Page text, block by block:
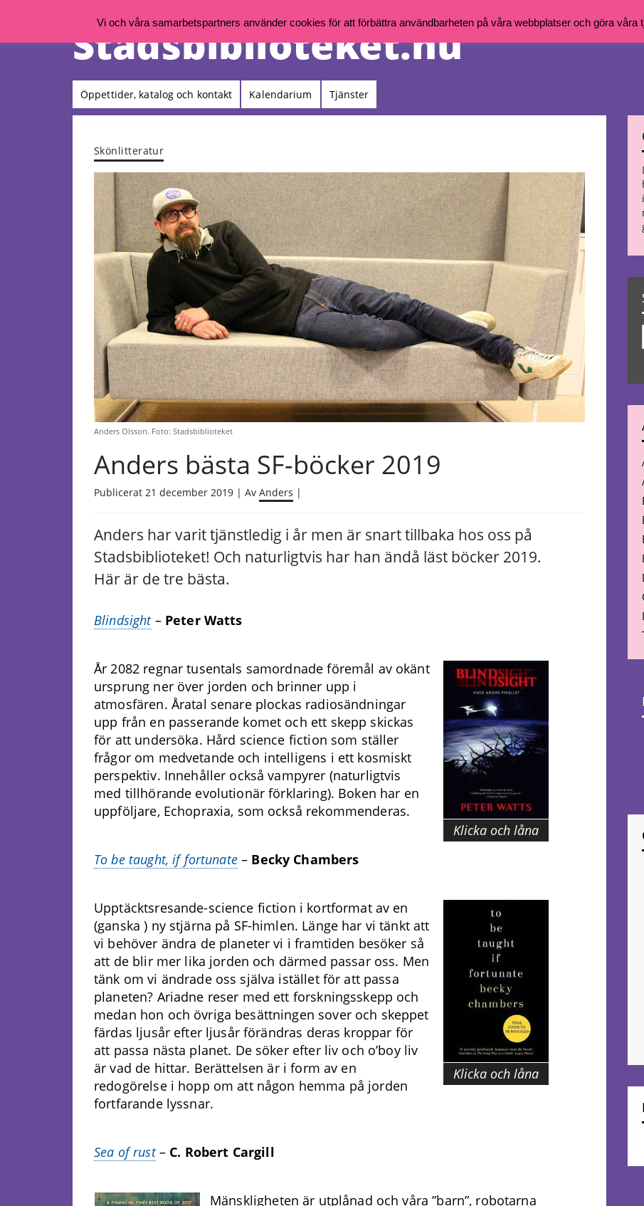
Öppettider, katalog och kontakt Kalendarium Tjänster
Skönlitteratur
Anders Olsson. Foto: Stadsbiblioteket
Anders bästa SF-böcker 2019
Publicerat 21 december 2019 | Av Anders |
Anders har varit tjänstledig i år men är snart tillbaka hos oss på
Stadsbiblioteket! Och naturligtvis har han ändå läst böcker 2019.
Här är de tre bästa.
Blindsight– Peter Watts
Klicka och låna
År 2082 regnar tusentals samordnade föremål av okänt
ursprung ner över jorden och brinner upp i
atmosfären. Åratal senare plockas radiosändningar
upp från en passerande komet och ett skepp skickas
för att undersöka. Hård science fiction som ställer
frågor om medvetande och intelligens i ett kosmiskt
perspektiv. Innehåller också vampyrer (naturligtvis
med tillhörande evolutionär förklaring). Boken har en
uppföljare, Echopraxia, som också rekommenderas.
To be taught, if fortunate– Becky Chambers
Klicka och låna
Upptäcktsresande-science fiction i kortformat av en
(ganska ) ny stjärna på SF-himlen. Länge har vi tänkt att
vi behöver ändra de planeter vi i framtiden besöker så
att de blir mer lika jorden och därmed passar oss. Men
tänk om vi ändrade oss själva istället för att passa
planeten? Ariadne reser med ett forskningsskepp och
medan hon och övriga besättningen sover och skeppet
färdas ljusår efter ljusår förändras deras kroppar för
att passa nästa planet. De söker efter liv och o’boy liv
är vad de hittar. Berättelsen är i form av en
redogörelse i hopp om att någon hemma på jorden
fortfarande lyssnar.
Sea of rust– C. Robert Cargill
Mänskligheten är utplånad och våra ”barn”, robotarna
Vi och våra samarbetspartners använder cookies för att förbättra användbarheten på våra webbplatser och göra våra